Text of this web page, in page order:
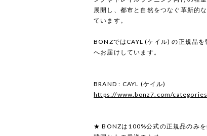
展開し、都市と自然をつなぐ革新的
ています。
BONZではCAYL (ケイル) の正規品
へお届けしています。
BRAND : CAYL (ケイル)
https://www.bonz7.com/
★ BONZは100%公式の正規品のみを